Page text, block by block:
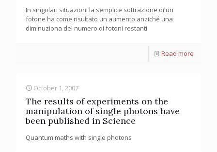
In singolari situazioni la semplice sottrazione di un
fotone ha come risultato un aumento anziché una
diminuziona del numero di fotoni restanti
Read more
October 1, 2007
The results of experiments on the
manipulation of single photons have
been published in Science
Quantum maths with single photons